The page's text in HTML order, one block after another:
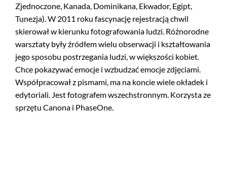
Zjednoczone, Kanada, Dominikana, Ekwador, Egipt,
Tunezja). W 2011 roku fascynację rejestracją chwil
skierował w kierunku fotografowania ludzi. Różnorodne
warsztaty były źródłem wielu obserwacji i kształtowania
jego sposobu postrzegania ludzi, w większości kobiet.
Chce pokazywać emocje i wzbudzać emocje zdjęciami.
Współpracował z pismami, ma na koncie wiele okładek i
edytoriali. Jest fotografem wszechstronnym. Korzysta ze
sprzętu Canona i PhaseOne.